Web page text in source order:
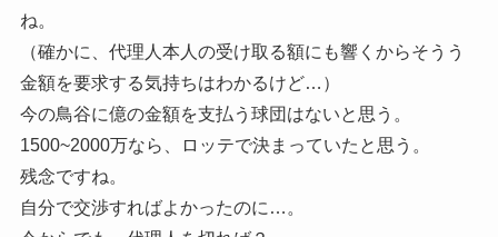
ね。
（確かに、代理人本人の受け取る額にも響くからそうう
金額を要求する気持ちはわかるけど…）
今の鳥谷に億の金額を支払う球団はないと思う。
1500~2000万なら、ロッテで決まっていたと思う。
残念ですね。
自分で交渉すればよかったのに…。